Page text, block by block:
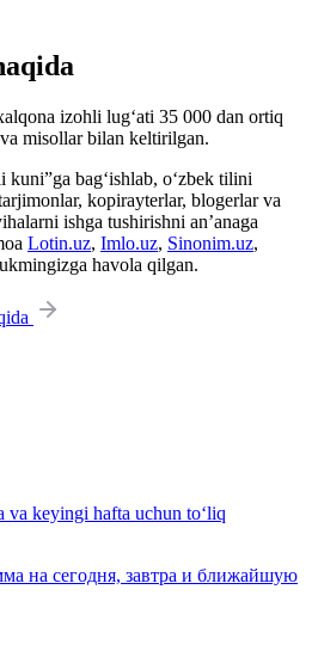
izohli lug‘ati 35 000 dan ortiq
misollar bilan keltirilgan.
bag‘ishlab, o‘zbek tilini
kopirayterlar, blogerlar va
ishga tushirishni an’anaga
Lotin.uz, Imlo.uz, Sinonim.uz,
havola qilgan.
keyingi hafta uchun to‘liq
на сегодня, завтра и ближайшую